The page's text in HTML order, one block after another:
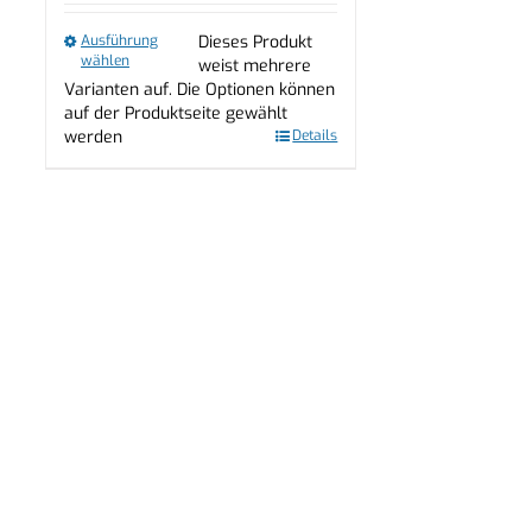
Ausführung
wählen
Dieses Produkt
weist mehrere
Varianten auf. Die Optionen können
auf der Produktseite gewählt
werden
Details